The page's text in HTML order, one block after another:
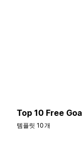
Top 10 Free
템플릿 10개